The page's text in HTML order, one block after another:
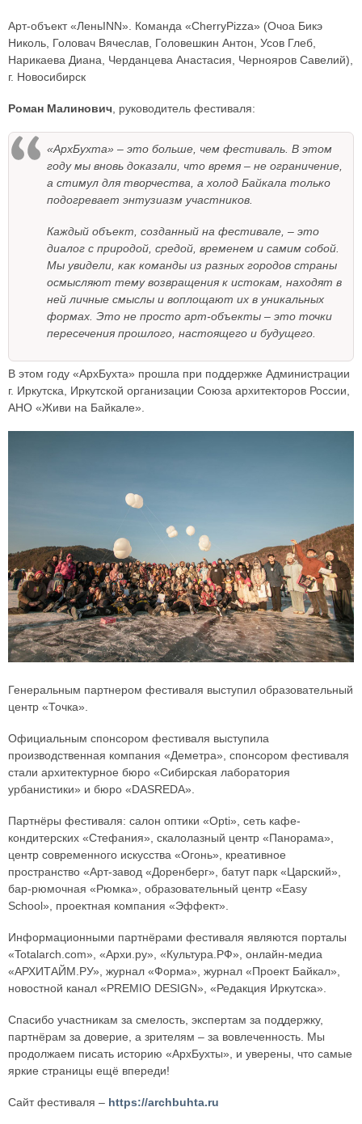
Арт-объект «ЛеньINN». Команда «CherryPizza» (Очоа Бикэ
Николь, Головач Вячеслав, Головешкин Антон, Усов Глеб,
Нарикаева Диана, Черданцева Анастасия, Чернояров Савелий),
г. Новосибирск
Роман Малинович, руководитель фестиваля:
«АрхБухта» – это больше, чем фестиваль. В этом
году мы вновь доказали, что время – не ограничение,
а стимул для творчества, а холод Байкала только
подогревает энтузиазм участников.
Каждый объект, созданный на фестивале, – это
диалог с природой, средой, временем и самим собой.
Мы увидели, как команды из разных городов страны
осмысляют тему возвращения к истокам, находят в
ней личные смыслы и воплощают их в уникальных
формах. Это не просто арт-объекты – это точки
пересечения прошлого, настоящего и будущего.
В этом году «АрхБухта» прошла при поддержке Администрации
г. Иркутска, Иркутской организации Союза архитекторов России,
АНО «Живи на Байкале».
Генеральным партнером фестиваля выступил образовательный
центр «Точка».
Официальным спонсором фестиваля выступила
производственная компания «Деметра», спонсором фестиваля
стали архитектурное бюро «Сибирская лаборатория
урбанистики» и бюро «DASREDA».
Партнёры фестиваля: салон оптики «Opti», сеть кафе-
кондитерских «Стефания», скалолазный центр «Панорама»,
центр современного искусства «Огонь», креативное
пространство «Арт-завод «Доренберг», батут парк «Царский»,
бар-рюмочная «Рюмка», образовательный центр «Easy
School», проектная компания «Эффект».
Информационными партнёрами фестиваля являются порталы
«Totalarch.com», «Архи.ру», «Культура.РФ», онлайн-медиа
«АРХИТАЙМ.РУ», журнал «Форма», журнал «Проект Байкал»,
новостной канал «PREMIO DESIGN», «Редакция Иркутска».
Спасибо участникам за смелость, экспертам за поддержку,
партнёрам за доверие, а зрителям – за вовлеченность. Мы
продолжаем писать историю «АрхБухты», и уверены, что самые
яркие страницы ещё впереди!
Сайт фестиваля – https://archbuhta.ru